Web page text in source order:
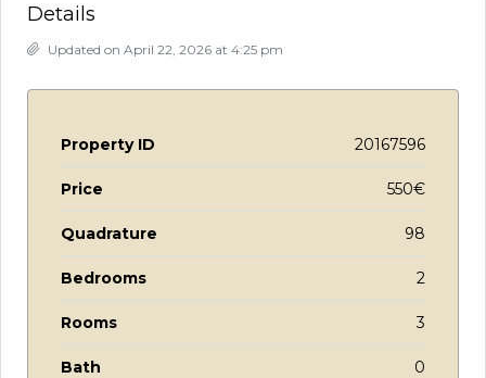
Details
Updated on April 22, 2026 at 4:25 pm
Property ID 20167596
Price 550€
Quadrature 98
Bedrooms 2
Rooms 3
Bath 0